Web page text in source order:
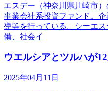
エスデー（神奈川県川崎市
事業会社系投資ファンド。
導等を行っている。シーエ
備、社会イ
ウエルシアとツルハが
2025年04月11日